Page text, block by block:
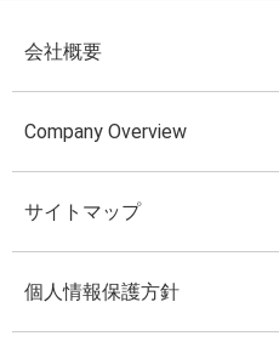
会社概要
Company Overview
サイトマップ
個人情報保護方針